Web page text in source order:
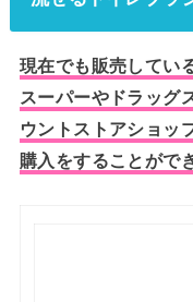
現在でも販売してい
スーパーやドラッグ
ウントストアショッ
購入をすることがで